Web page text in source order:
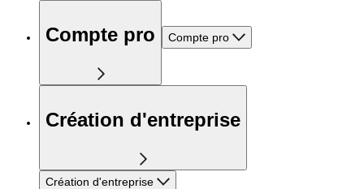
Compte pro Compte pro
Création d'entreprise
Création d'entreprise